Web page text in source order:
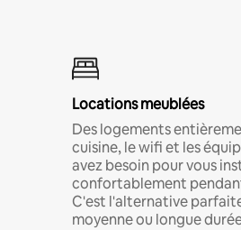
Locations meublées
Des logements
cuisine, le wifi et les
avez besoin pour vous
confortablement
C'est l'alternative
moyenne ou longue